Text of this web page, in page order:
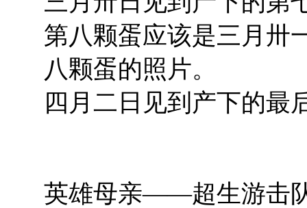
第八颗蛋应该是三月卅
八颗蛋的照片。
四月二日见到产下的
英雄母亲——超生游击